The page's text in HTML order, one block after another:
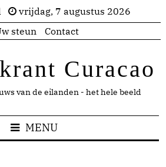
vrijdag, 7 augustus 2026
steun Contact
Curacao
van de eilanden - het hele beeld
MENU